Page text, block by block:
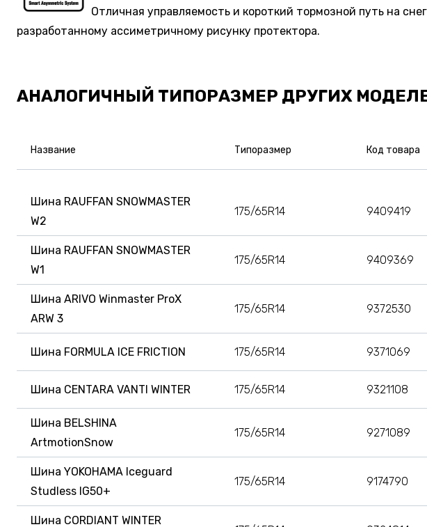
Отличная управляемость и короткий тормозной путь на
разработанному ассиметричному рисунку протектора.
АНАЛОГИЧНЫЙ ТИПОРАЗМЕР ДРУГИХ
Название Типоразмер Код товара
Шина RAUFFAN SNOWMASTER
W2
175/65R14 9409419
Шина RAUFFAN SNOWMASTER
W1
175/65R14 9409369
Шина ARIVO Winmaster ProX
ARW 3
175/65R14 9372530
Шина FORMULA ICE FRICTION 175/65R14 9371069
Шина CENTARA VANTI WINTER 175/65R14 9321108
Шина BELSHINA
ArtmotionSnow
175/65R14 9271089
Шина YOKOHAMA Iceguard
Studless IG50+
175/65R14 9174790
Шина CORDIANT WINTER